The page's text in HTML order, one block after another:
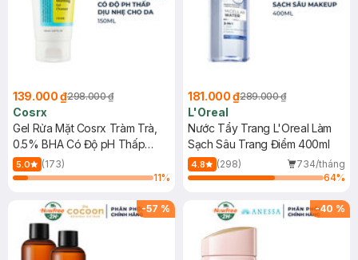
139.000 ₫298.000 ₫
Cosrx
Gel Rửa Mặt Cosrx Tràm Trà,
0.5% BHA Có Độ pH Thấp
150ml
5.0
(173)
11%
181.000 ₫289.000 ₫
L'Oreal
Nước Tẩy Trang L'Oreal Làm
Sạch Sâu Trang Điểm 400ml
4.8 (298)
734/tháng
64%
-57 % -40 %